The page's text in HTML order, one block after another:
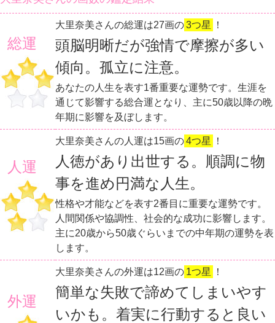
総運
大里奈美さんの総運は27画の3つ星 ！
頭脳明晰だが強情で摩擦が多い
傾向。孤立に注意。
あなたの人生を表す1番重要な運勢です。生涯を
通じて影響する総合運となり、主に50歳以降の晩
年期に影響を及ぼします。
人運
大里奈美さんの人運は15画の4つ星 ！
人徳があり出世する。順調に物
事を進め円満な人生。
性格や才能などを表す2番目に重要な運勢です。
人間関係や協調性、社会的な成功に影響します。
主に20歳から50歳ぐらいまでの中年期の運勢を表
します。
外運
大里奈美さんの外運は12画の 1つ星 ！
簡単な失敗で諦めてしまいやす
いかも。着実に行動すると良い